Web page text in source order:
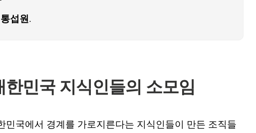
통섭원.
한민국 지식인들의 소모임
민국에서 경계를 가로지른다는 지식인들이 만든 조직들